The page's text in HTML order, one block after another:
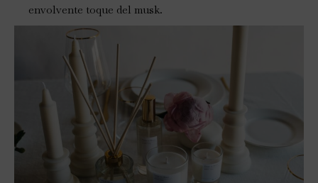
envolvente toque del musk.